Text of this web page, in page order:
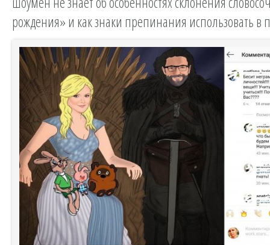
рождения» и как знаки препинания использовать